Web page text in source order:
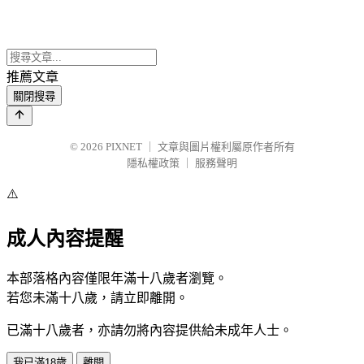
推薦文章
關閉搜尋
© 2026 PIXNET
文章與圖片權利屬原作者所有
隱私權政策
服務聲明
⚠️
成人內容提醒
本部落格內容僅限年滿十八歲者瀏覽。
若您未滿十八歲，請立即離開。
已滿十八歲者，亦請勿將內容提供給未成年人士。